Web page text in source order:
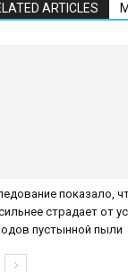
ARTICLES
показало,
страдает от
пустынной пыли